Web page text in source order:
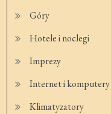
Góry
Hotele i noclegi
Imprezy
Internet i komputery
Klimatyzatory